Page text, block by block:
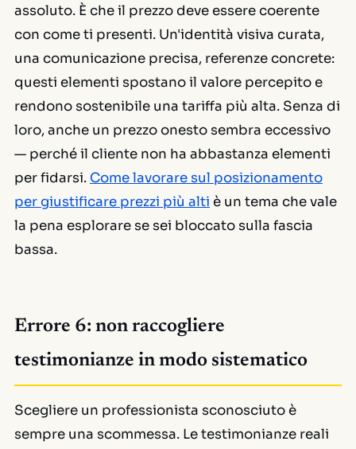
assoluto. È che il prezzo deve essere coerente
con come ti presenti. Un'identità visiva curata,
una comunicazione precisa, referenze concrete:
questi elementi spostano il valore percepito e
rendono sostenibile una tariffa più alta. Senza di
loro, anche un prezzo onesto sembra eccessivo
— perché il cliente non ha abbastanza elementi
per fidarsi. Come lavorare sul posizionamento
per giustificare prezzi più alti è un tema che vale
la pena esplorare se sei bloccato sulla fascia
bassa.
Errore 6: non raccogliere
testimonianze in modo sistematico
Scegliere un professionista sconosciuto è
sempre una scommessa. Le testimonianze reali